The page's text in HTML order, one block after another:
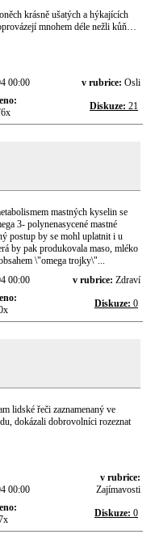
krásně ušatých a hýkajících
mnohem déle nežli kůň…
00:00 v rubrice: Osli
Diskuze: 21
mastných kyselin se
3- polynenasycené mastné
postup by se mohl uplatnit i u
by pak produkovala maso, mléko
\"omega trojky\"...
00:00 v rubrice: Zdraví
Diskuze: 0
lidské řeči zaznamenaný ve
dokázali dobrovolníci rozeznat
00:00
v rubrice:
Zajímavosti
Diskuze: 0